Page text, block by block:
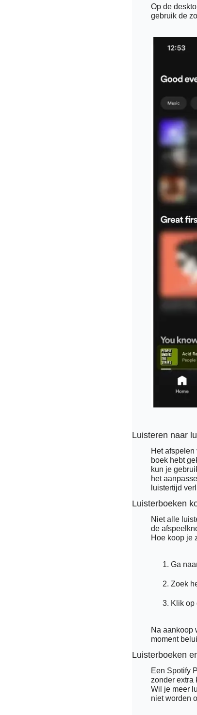
Op de
gebruik de
Luisteren naar
Het
boek hebt
kun je
het
luistertijd
Luisterboeken
Niet alle
de
Hoe koop je
Ga
Zoek
Klik op
Na aankoop
moment
Luisterboeken
Een Spotify
zonder extra
Wil je meer
niet worden